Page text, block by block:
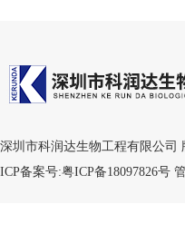
深圳市科润达生物工程有限公司
ICP备案号:粤ICP备18097826号